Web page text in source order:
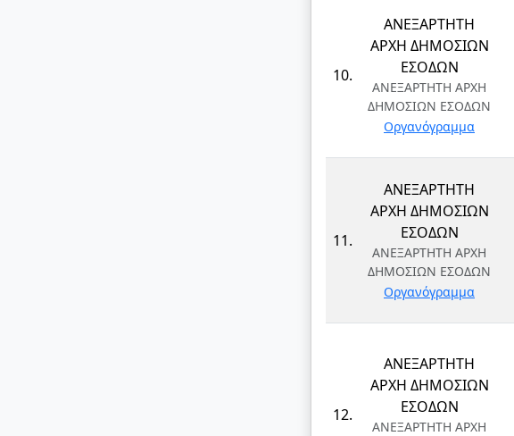
10.
ΑΝΕΞΑΡΤΗΤΗ
ΑΡΧΗ ΔΗΜΟΣΙΩΝ
ΕΣΟΔΩΝ
ΑΝΕΞΑΡΤΗΤΗ ΑΡΧΗ
ΔΗΜΟΣΙΩΝ ΕΣΟΔΩΝ
Οργανόγραμμα
11.
ΑΝΕΞΑΡΤΗΤΗ
ΑΡΧΗ ΔΗΜΟΣΙΩΝ
ΕΣΟΔΩΝ
ΑΝΕΞΑΡΤΗΤΗ ΑΡΧΗ
ΔΗΜΟΣΙΩΝ ΕΣΟΔΩΝ
Οργανόγραμμα
12.
ΑΝΕΞΑΡΤΗΤΗ
ΑΡΧΗ ΔΗΜΟΣΙΩΝ
ΕΣΟΔΩΝ
ΑΝΕΞΑΡΤΗΤΗ ΑΡΧΗ